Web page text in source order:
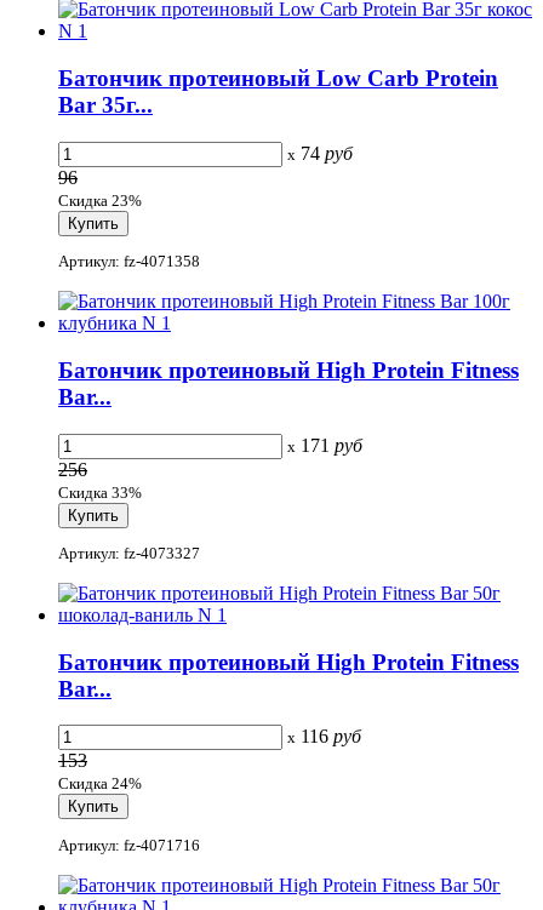
Батончик протеиновый Low Carb Protein
Bar 35г...
x 74 руб
96
Скидка 23%
Артикул: fz-4071358
Батончик протеиновый High Protein Fitness
Bar...
x 171 руб
256
Скидка 33%
Артикул: fz-4073327
Батончик протеиновый High Protein Fitness
Bar...
x 116 руб
153
Скидка 24%
Артикул: fz-4071716